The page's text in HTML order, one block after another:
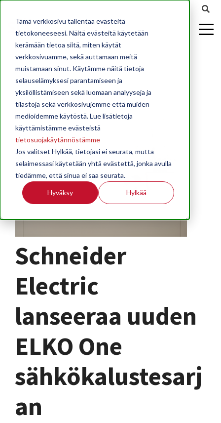
Tämä verkkosivu tallentaa evästeitä
tietokoneeseesi. Näitä evästeitä käytetään
kerämään tietoa siitä, miten käytät
verkkosivuamme, sekä auttamaan meitä
muistamaan sinut. Käytämme näitä tietoja
selauselämyksesi parantamiseen ja
yksilöllistämiseen sekä luomaan analyyseja ja
tilastoja sekä verkkosivujemme että muiden
medioidemme käytöstä. Lue lisätietoja
käyttämistämme evästeistä
tietosuojakäytännöstämme
Jos valitset Hylkää, tietojasi ei seurata, mutta
selaimessasi käytetään yhtä evästettä, jonka avulla
tiedämme, että sinua ei saa seurata.
Hyväksy Hylkää
Schneider
Electric
lanseeraa uuden
ELKO One
sähkökalustesarj
an